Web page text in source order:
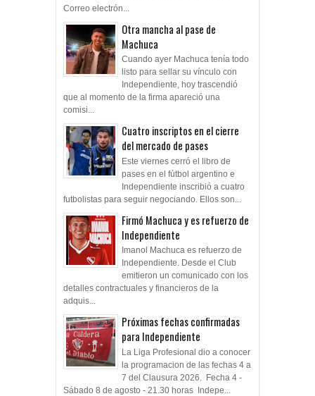
Correo electrón...
Otra mancha al pase de
Machuca
Cuando ayer Machuca tenía todo
listo para sellar su vínculo con
Independiente, hoy trascendió
que al momento de la firma apareció una
comisi...
Cuatro inscriptos en el cierre
del mercado de pases
Este viernes cerró el libro de
pases en el fútbol argentino e
Independiente inscribió a cuatro
futbolistas para seguir negociando. Ellos son...
Firmó Machuca y es refuerzo de
Independiente
Imanol Machuca es refuerzo de
Independiente. Desde el Club
emitieron un comunicado con los
detalles contractuales y financieros de la
adquis...
Próximas fechas confirmadas
para Independiente
La Liga Profesional dio a conocer
la programacion de las fechas 4 a
7 del Clausura 2026. Fecha 4 -
Sábado 8 de agosto - 21.30 horas Indepe...